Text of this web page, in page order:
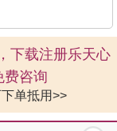
下载注册乐天心
费咨询
单抵用>>